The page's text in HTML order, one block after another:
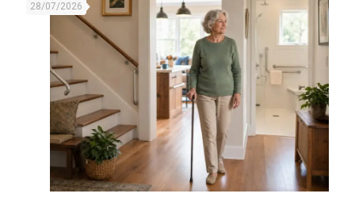
28/07/2026